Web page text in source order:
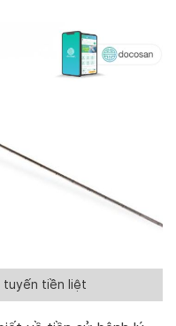
tuyến tiền liệt